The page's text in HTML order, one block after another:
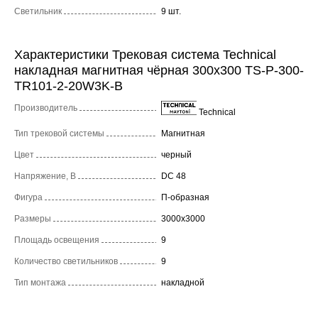
Светильник 9 шт.
Характеристики Трековая система Technical
накладная магнитная чёрная 300x300 TS-P-300-
TR101-2-20W3K-B
Производитель Technical
Тип трековой системы Магнитная
Цвет черный
Напряжение, В DC 48
Фигура П-образная
Размеры 3000x3000
Площадь освещения 9
Количество светильников 9
Тип монтажа накладной